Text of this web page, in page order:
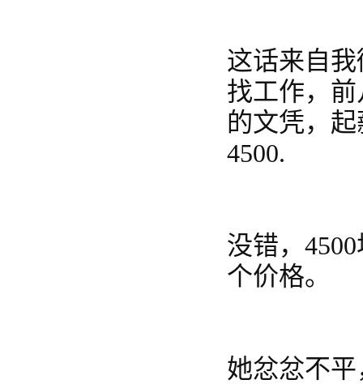
这话来自
找工作，
的文凭，
4500.
没错，
个价格。
她忿忿不